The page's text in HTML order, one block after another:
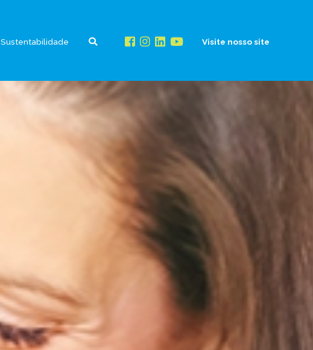
Sustentabilidade Visite nosso site